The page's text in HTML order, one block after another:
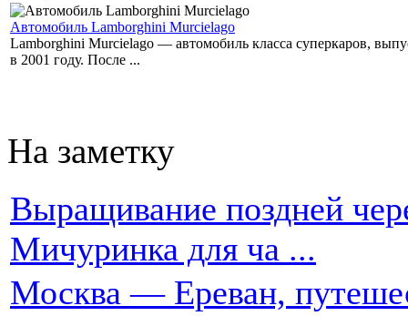
Автомобиль Lamborghini Murcielago
Lamborghini Murcielago — автомобиль класса суперкаров,
в 2001 году. После ...
На заметку
Выращивание поздней
Мичуринка для ча ...
Москва — Ереван,